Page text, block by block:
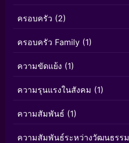
ครอบครัว (2)
ครอบครัว Family (1)
ความขัดแย้ง (1)
ความรุนแรงในสังคม (1)
ความสัมพันธ์ (1)
ความสัมพันธ์ระหว่างวัฒนธรรม